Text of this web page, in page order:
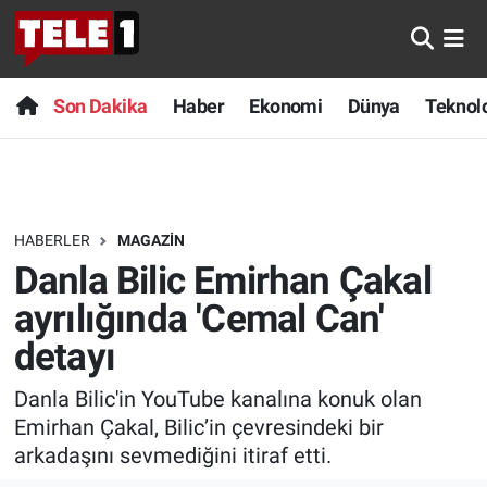
Son Dakika Haber Ekonomi Dünya
HABERLER MAGAZIN
Danla Bilic Emirhan Çakal
ayrılığında 'Cemal Can'
detayı
Danla Bilic'in YouTube kanalına konuk olan
Emirhan Çakal, Bilic’in çevresindeki bir
arkadaşını sevmediğini itiraf etti.
Anında Manşet
Başka Sohbetler
Bilim turu
Bilim ve Teknoloji Evreni
Doğa Konuşuyor
Dünya
Ege Saati
Son Dakika
Haber
Dünya
Teknoloji
Sağlık
Spor
Yayın Akışı
Nöbetçi Eczaneler
Hava Durumu
Trafik Durumu
Süper Lig Puan Durumu ve Fikstür
Tüm Manşetler
Son Dakika Haberleri
Haber Arşivi